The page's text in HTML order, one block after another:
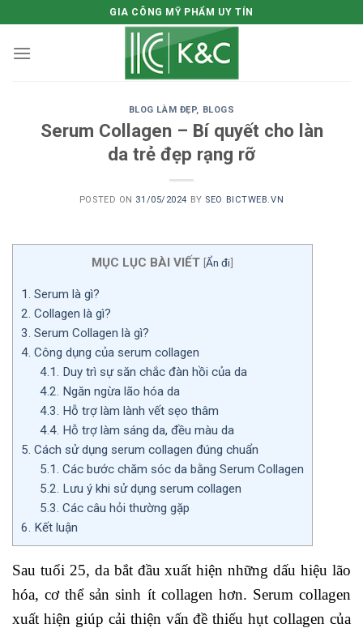
to
content
GIA CÔNG MỸ PHẨM UY TÍN
BLOG LÀM ĐẸP, BLOGS
Serum Collagen – Bí quyết cho làn
da trẻ đẹp rạng rỡ
POSTED ON 31/05/2024 BY SEO BICTWEB.VN
MỤC LỤC BÀI VIẾT [Ẩn đi]
1. Serum là gì?
2. Collagen là gì?
3. Serum Collagen là gì?
4. Công dụng của serum collagen
4.1. Duy trì sự săn chắc đàn hồi của da
4.2. Ngăn ngừa lão hóa da
4.3. Hỗ trợ làm lành vết sẹo thâm
4.4. Hỗ trợ làm sáng da, đều màu da
5. Cách sử dụng serum collagen đúng chuẩn
5.1. Các bước chăm sóc da bằng Serum Collagen
5.2. Lưu ý khi sử dụng serum collagen
5.3. Các câu hỏi thường gặp
6. Kết luận
Sau tuổi 25, da bắt đầu xuất hiện những dấu hiệu lão
hóa, cơ thể sản sinh ít collagen hơn. Serum collagen
xuất hiện giúp cải thiện vấn đề thiếu hụt collagen của